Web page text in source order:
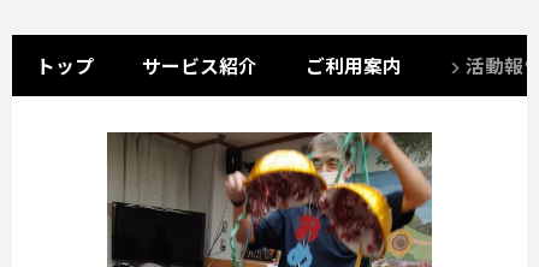
トップ サービス紹介 ご利用案内 活動報